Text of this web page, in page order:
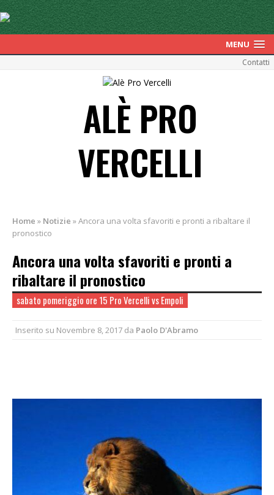
MENU
Contatti
ALÈ PRO
VERCELLI
Home » Notizie »Ancora una volta sfavoriti e pronti a ribaltare il
pronostico
Ancora una volta sfavoriti e pronti a
ribaltare il pronostico
sabato pomeriggio ore 15 Pro Vercelli vs Empoli
Inserito su Novembre 8, 2017 da Paolo D'Abramo